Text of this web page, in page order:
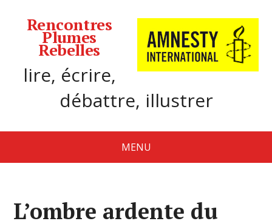
Rencontres
Plumes
Rebelles
lire, écrire,
débattre, illustrer
MENU
L’ombre ardente du